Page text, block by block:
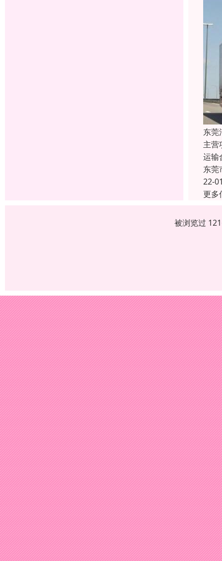
东莞
主营
运输
东莞
22-
更多
被浏览过